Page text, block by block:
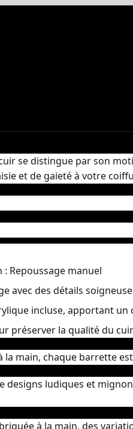
se distingue par son
et de gaieté à votre
: Repoussage manuel
avec des détails
incluse, apportant
préserver la qualité du
la main, chaque barrette
designs ludiques et
à la main, des